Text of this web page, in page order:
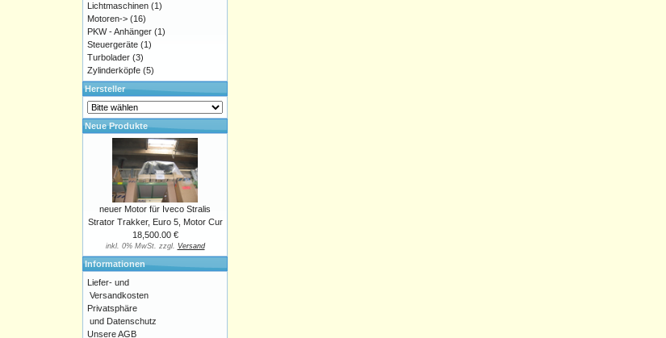
Lichtmaschinen (1)
Motoren-> (16)
PKW - Anhänger (1)
Steuergeräte (1)
Turbolader (3)
Zylinderköpfe (5)
Hersteller
Neue Produkte
neuer Motor für Iveco Stralis
Strator Trakker, Euro 5, Motor Cur
18,500.00 €
inkl. 0% MwSt. zzgl. Versand
Informationen
Liefer- und
Versandkosten
Privatsphäre
und Datenschutz
Unsere AGB